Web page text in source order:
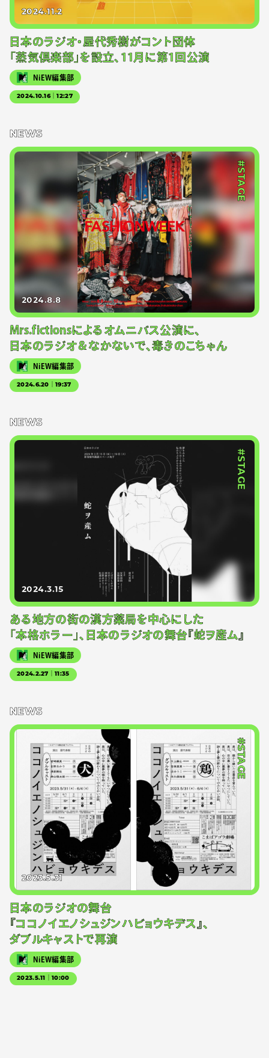
2024.11.2
日本のラジオ・屋代秀樹がコント団体
「蒸気倶楽部」を設立、11月に第1回公演
NiEW編集部
2024.10.16｜12:27
NEWS
#STAGE
2024.8.8
Mrs.fictionsによるオムニバス公演に、
日本のラジオ＆なかないで、毒きのこちゃん
NiEW編集部
2024.6.20｜19:37
NEWS
#STAGE
2024.3.15
ある地方の街の漢方薬局を中心にした
「本格ホラー」、日本のラジオの舞台『蛇ヲ産ム』
NiEW編集部
2024.2.27｜11:35
NEWS
#STAGE
2023.5.31
日本のラジオの舞台
『ココノイエノシュジンハビョウキデス』、
ダブルキャストで再演
NiEW編集部
2023.5.11｜10:00